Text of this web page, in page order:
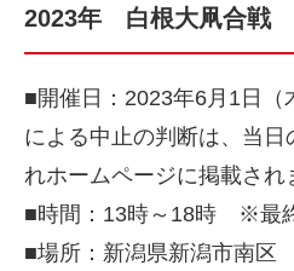
2023年 白根大凧合戦
■開催日：2023年6月1日
による中止の判断は、当日
れホームページに掲載され
■時間：13時～18時 ※最
■場所：新潟県新潟市南